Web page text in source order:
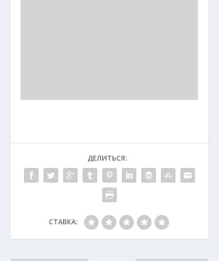
ДЕЛИТЬСЯ:
СТАВКА: